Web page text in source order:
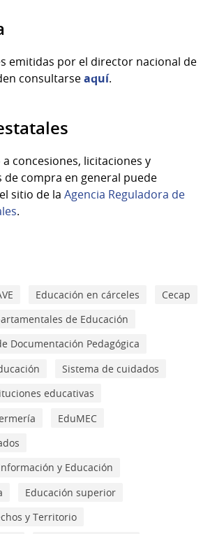
emitidas por el director nacional de
consultarseaquí.
concesiones, licitaciones y
compra en general puede
sitio de la Agencia Reguladora de
.
Educación en cárceles
Cecap
de Educación
Documentación Pedagógica
Sistema de cuidados
educativas
EduMEC
y Educación
Educación superior
y Territorio